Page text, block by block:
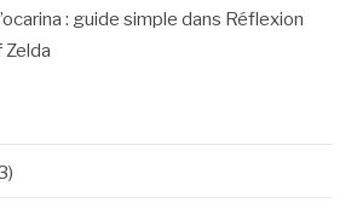
: guide simple dans Réflexion